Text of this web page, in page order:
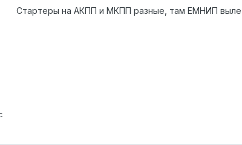
Стартеры на АКПП и МКПП разные, там ЕМНИП